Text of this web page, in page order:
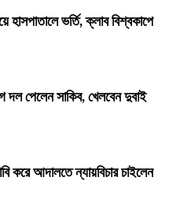
হাসপাতালে ভর্তি, ক্লাব বিশ্বকাপে
দল পেলেন সাকিব, খেলবেন দুবাই
করে আদালতে ন্যায়বিচার চাইলেন